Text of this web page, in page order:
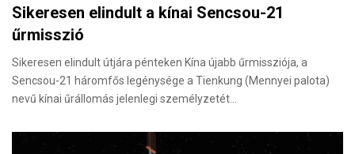
Sikeresen elindult a kínai Sencsou-21
űrmisszió
Sikeresen elindult útjára pénteken Kína újabb űrmissziója, a
Sencsou-21 háromfős legénysége a Tienkung (Mennyei palota)
nevű kínai űrállomás jelenlegi személyzetét…